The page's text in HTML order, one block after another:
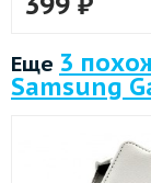
Еще 3
Samsung